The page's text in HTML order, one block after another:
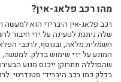
מה זה ליסינג?
מצא את ההבדלים: ליסינג מימוני מול
תפעול שוטף רכב
בעל עסק-מה יותר כדאי הלוואה בבנק או
מימון וליסינג לאוטובוס
מהו רכב פלאג-אין?
רכב פלאג-אין היברידי הוא
שלה ניתנת לטעינה על ידי חיבור
חשמלית מלאה, ובנוסף, לרכבי
המונע על ידי שימוש בדלק.
שהסוללה תתרוקן ייכנס מנוע
בדלק כמו רכב היברידי סטנדרטי.